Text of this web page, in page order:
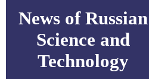
News of Russian
Science and
Technology